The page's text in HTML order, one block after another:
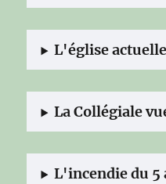
L'église
La Collégiale
L'incendie du 5